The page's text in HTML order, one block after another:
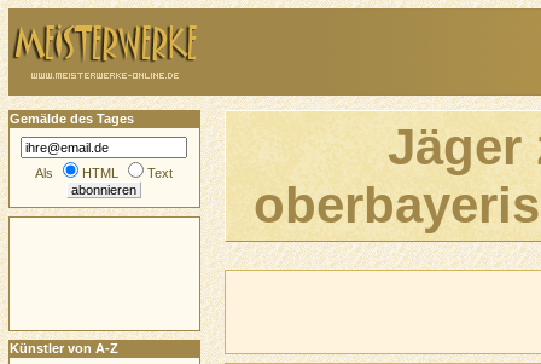
Jäger
Gemälde des Tages
Als HTML Text
Künstler von A-Z